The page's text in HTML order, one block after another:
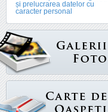
și prelucrarea datelor cu
caracter personal